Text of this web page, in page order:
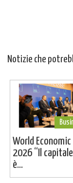
Notizie che
World Economic
2026 “Il
è...